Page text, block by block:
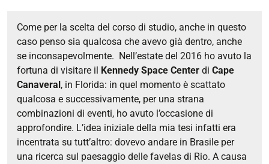
Come per la scelta del corso di studio, anche in questo
caso penso sia qualcosa che avevo già dentro, anche
se inconsapevolmente. Nell’estate del 2016 ho avuto la
fortuna di visitare il Kennedy Space Center di Cape
Canaveral, in Florida: in quel momento è scattato
qualcosa e successivamente, per una strana
combinazioni di eventi, ho avuto l’occasione di
approfondire. L’idea iniziale della mia tesi infatti era
incentrata su tutt’altro: dovevo andare in Brasile per
una ricerca sul paesaggio delle favelas di Rio. A causa